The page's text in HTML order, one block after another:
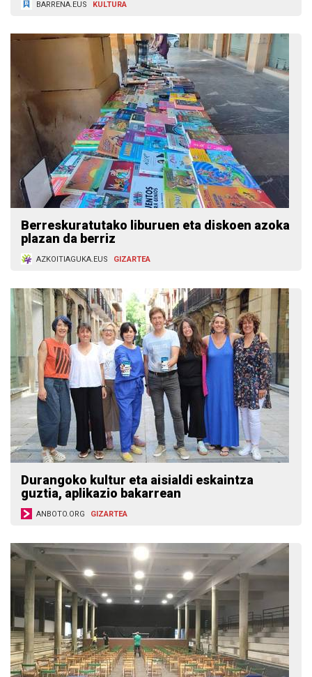
BARRENA.EUS KULTURA
Berreskuratutako liburuen eta diskoen azoka
plazan da berriz
AZKOITIAGUKA.EUS GIZARTEA
Durangoko kultur eta aisialdi eskaintza
guztia, aplikazio bakarrean
ANBOTO.ORG GIZARTEA